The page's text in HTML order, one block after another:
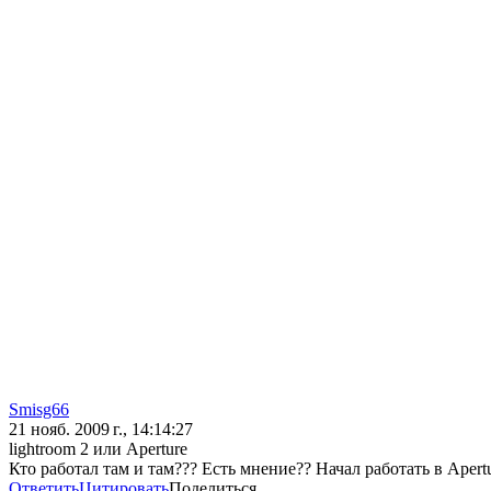
Smisg66
21 нояб. 2009 г., 14:14:27
lightroom 2 или Aperture
Кто работал там и там??? Есть мнение?? Начал работать в